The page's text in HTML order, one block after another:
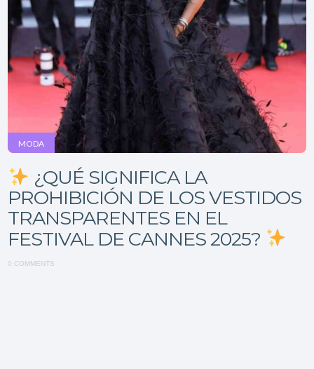
MODA
¿QUÉ SIGNIFICA LA
PROHIBICIÓN DE LOS VESTIDOS
TRANSPARENTES EN EL
FESTIVAL DE CANNES 2025?
0 COMMENTS